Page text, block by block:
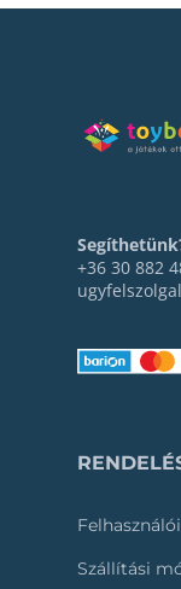
+36 30 882
Szállítási